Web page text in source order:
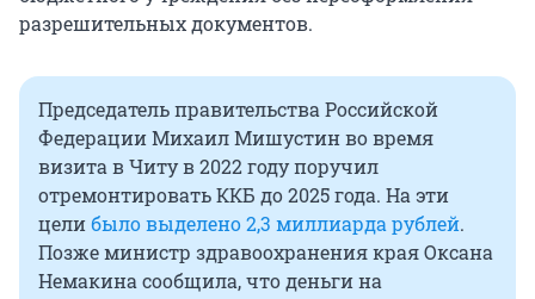
разрешительных документов.
Председатель правительства Российской
Федерации Михаил Мишустин во время
визита в Читу в 2022 году поручил
отремонтировать ККБ до 2025 года. На эти
целибыло выделено 2,3 миллиарда рублей.
Позже министр здравоохранения края Оксана
Немакина сообщила, что деньги на